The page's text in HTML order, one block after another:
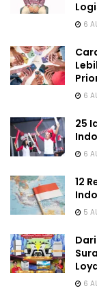
6
6
25
6
12
5
6